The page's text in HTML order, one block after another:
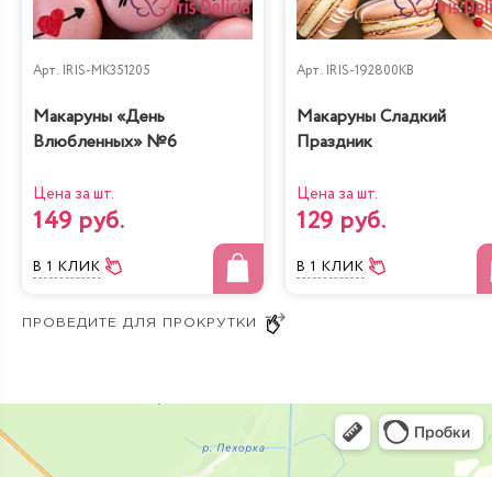
Арт. IRIS-MK351205
Макаруны «День
Влюбленных» №6
Цена за шт.
149 руб.
В 1 КЛИК
Арт. IRIS-192800KB
Макаруны Сладкий
Праздник
Цена за шт.
129 руб.
В 1 КЛИК